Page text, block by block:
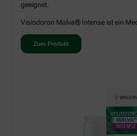
geeignet.
Visiodoron Malva® Intense ist ein
Zum Produkt